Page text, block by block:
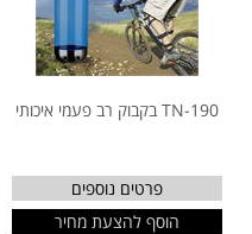
TN-190 בקבוק רב פעמי איכותי
פרטים נוספים
הוסף להצעת מחיר